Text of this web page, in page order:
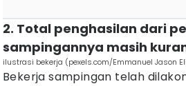
2. Total penghasilan dari
sampingannya masih
ilustrasi bekerja (pexels.com/Emmanuel Jason
Bekerja sampingan telah